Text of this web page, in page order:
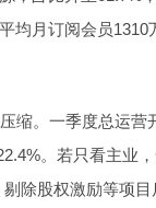
均月订阅会员
缩。一季度总运营
。若只看主业
除股权激励等项